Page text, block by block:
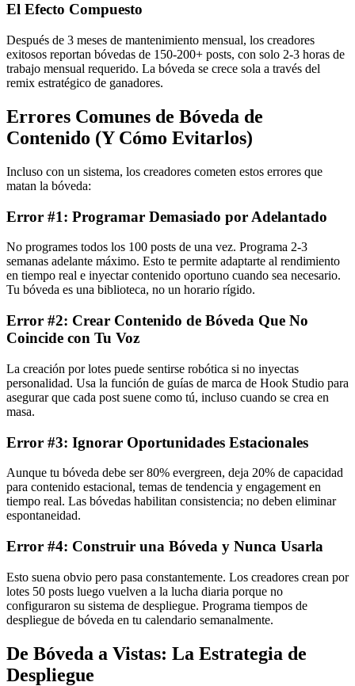
El Efecto Compuesto
Después de 3 meses de mantenimiento mensual, los creadores
exitosos reportan bóvedas de 150-200+ posts, con solo 2-3 horas de
trabajo mensual requerido. La bóveda se crece sola a través del
remix estratégico de ganadores.
Errores Comunes de Bóveda de
Contenido (Y Cómo Evitarlos)
Incluso con un sistema, los creadores cometen estos errores que
matan la bóveda:
Error #1: Programar Demasiado por Adelantado
No programes todos los 100 posts de una vez. Programa 2-3
semanas adelante máximo. Esto te permite adaptarte al rendimiento
en tiempo real e inyectar contenido oportuno cuando sea necesario.
Tu bóveda es una biblioteca, no un horario rígido.
Error #2: Crear Contenido de Bóveda Que No
Coincide con Tu Voz
La creación por lotes puede sentirse robótica si no inyectas
personalidad. Usa la función de guías de marca de Hook Studio para
asegurar que cada post suene como tú, incluso cuando se crea en
masa.
Error #3: Ignorar Oportunidades Estacionales
Aunque tu bóveda debe ser 80% evergreen, deja 20% de capacidad
para contenido estacional, temas de tendencia y engagement en
tiempo real. Las bóvedas habilitan consistencia; no deben eliminar
espontaneidad.
Error #4: Construir una Bóveda y Nunca Usarla
Esto suena obvio pero pasa constantemente. Los creadores crean por
lotes 50 posts luego vuelven a la lucha diaria porque no
configuraron su sistema de despliegue. Programa tiempos de
despliegue de bóveda en tu calendario semanalmente.
De Bóveda a Vistas: La Estrategia de
Despliegue